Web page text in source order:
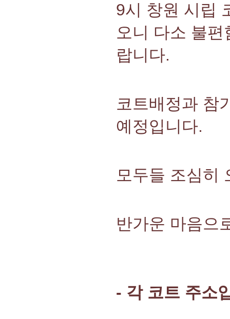
9시 창원 시립
오니 다소 불
랍니다.
코트배정과 참
예정입니다.
모두들 조심히
반가운 마음으
- 각 코트 주소